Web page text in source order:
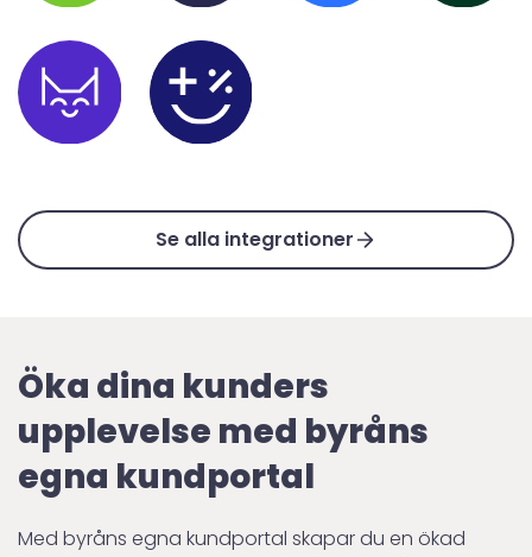
Se alla integrationer
Öka dina kunders
upplevelse med byråns
egna kundportal
Med byråns egna kundportal skapar du en ökad